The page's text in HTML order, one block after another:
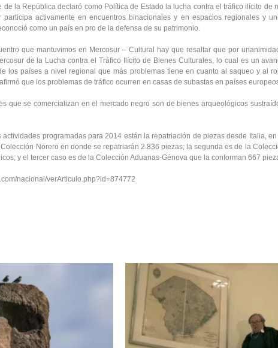
la República declaró como Política de Estado la lucha contra el tráfico ilícito de
participa activamente en encuentros binacionales y en espacios regionales y
como un país en pro de la defensa de su patrimonio.
que mantuvimos en Mercosur – Cultural hay que resaltar que por
de la Lucha contra el Tráfico Ilícito de Bienes Culturales, lo cual es un
los países a nivel regional que más problemas tiene en cuanto al saqueo y al
que los problemas de tráfico ocurren en casas de subastas en países
que se comercializan en el mercado negro son de bienes arqueológicos
programadas para 2014 están la repatriación de piezas desde Italia,
Norero en donde se repatriarán 2.836 piezas; la segunda es de la
y el tercer caso es de la Colección Aduanas-Génova que la conforman 667
nacional/verArticulo.php?id=874772